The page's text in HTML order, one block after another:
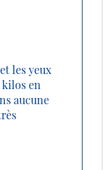
les yeux
kilos en
aucune